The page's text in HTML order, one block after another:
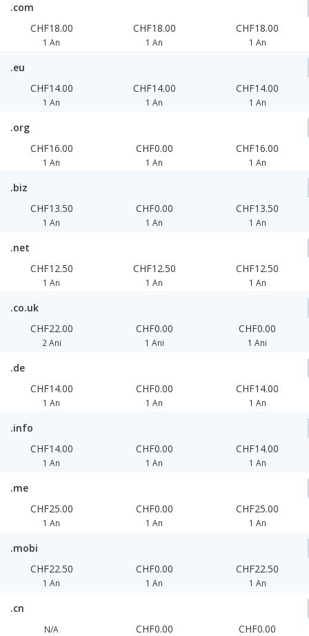
.com
CHF18.00
1 An
CHF18.00
1 An
CHF18.00
1 An
.eu
CHF14.00
1 An
CHF14.00
1 An
CHF14.00
1 An
.org
CHF16.00
1 An
CHF0.00
1 An
CHF16.00
1 An
.biz
CHF13.50
1 An
CHF0.00
1 An
CHF13.50
1 An
.net
CHF12.50
1 An
CHF12.50
1 An
CHF12.50
1 An
.co.uk
CHF22.00
2 Ani
CHF0.00
1 Ani
CHF0.00
1 Ani
.de
CHF14.00
1 An
CHF0.00
1 An
CHF14.00
1 An
.info
CHF14.00
1 An
CHF0.00
1 An
CHF14.00
1 An
.me
CHF25.00
1 An
CHF0.00
1 An
CHF25.00
1 An
.mobi
CHF22.50
1 An
CHF0.00
1 An
CHF22.50
1 An
.cn
N/A CHF0.00 CHF0.00